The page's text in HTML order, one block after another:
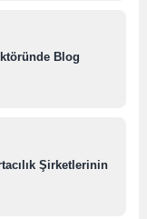
Blog
Şirketlerinin